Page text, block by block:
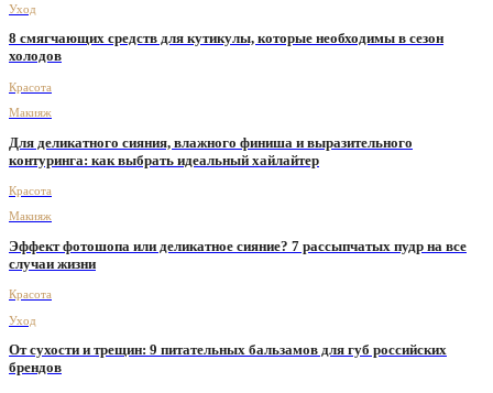
Уход
8 смягчающих средств для кутикулы, которые необходимы в сезон
холодов
Красота
Макияж
Для деликатного сияния, влажного финиша и выразительного
контуринга: как выбрать идеальный хайлайтер
Красота
Макияж
Эффект фотошопа или деликатное сияние? 7 рассыпчатых пудр на все
случаи жизни
Красота
Уход
От сухости и трещин: 9 питательных бальзамов для губ российских
брендов